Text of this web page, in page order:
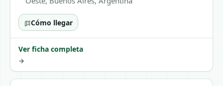
Cómo llegar
Ver ficha completa
→